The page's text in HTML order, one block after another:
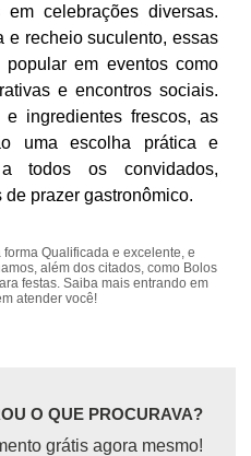
celebrações diversas.
e recheio suculento, essas
em eventos como
e encontros sociais.
ingredientes frescos, as
uma escolha prática e
todos os convidados,
prazer gastronômico.
Qualificada e excelente, e
além dos citados, como Bolos
festas. Saiba mais entrando em
atender você!
O QUE PROCURAVA?
grátis agora mesmo!